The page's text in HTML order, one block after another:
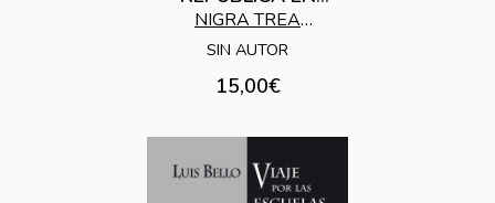
GALICIA.MEMORIA,
NIGRA TREA
EDICIONES
SIN AUTOR
15,00€